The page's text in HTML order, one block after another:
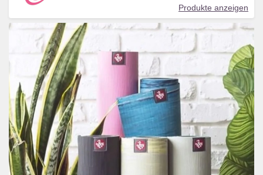
Produkte anzeigen